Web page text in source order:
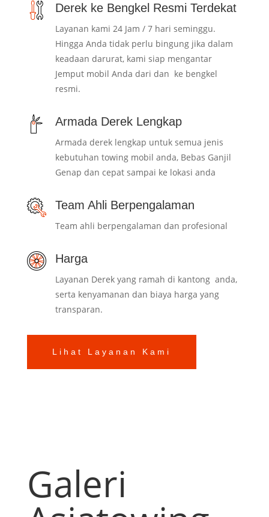
Derek ke Bengkel Resmi Terdekat
Layanan kami 24 Jam / 7 hari seminggu.
Hingga Anda tidak perlu bingung jika dalam
keadaan darurat, kami siap mengantar
Jemput mobil Anda dari dan ke bengkel
resmi.
Armada Derek Lengkap
Armada derek lengkap untuk semua jenis
kebutuhan towing mobil anda, Bebas Ganjil
Genap dan cepat sampai ke lokasi anda
Team Ahli Berpengalaman
Team ahli berpengalaman dan profesional
Harga
Layanan Derek yang ramah di kantong anda,
serta kenyamanan dan biaya harga yang
transparan.
Lihat Layanan Kami
Galeri